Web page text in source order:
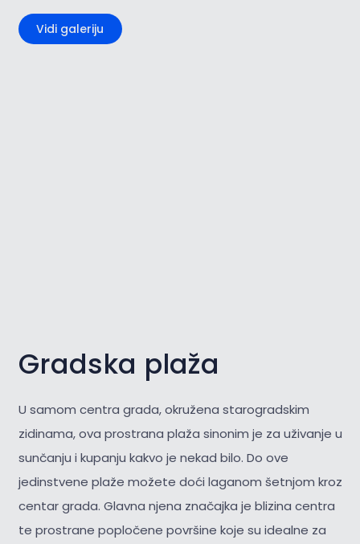
Vidi galeriju
Gradska plaža
U samom centra grada, okružena starogradskim
zidinama, ova prostrana plaža sinonim je za uživanje u
sunčanju i kupanju kakvo je nekad bilo. Do ove
jedinstvene plaže možete doći laganom šetnjom kroz
centar grada. Glavna njena značajka je blizina centra
te prostrane popločene površine koje su idealne za